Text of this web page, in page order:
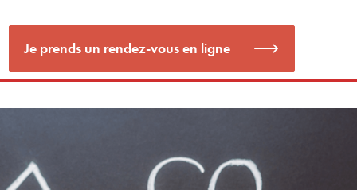
Je prends un rendez-vous en ligne